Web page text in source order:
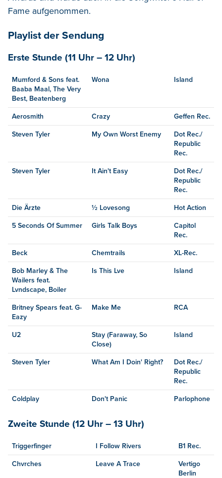
Fame aufgenommen.
Playlist der Sendung
Erste Stunde (11 Uhr – 12 Uhr)
Mumford & Sons feat.
Baaba Maal, The Very
Best, Beatenberg
Wona Island
Aerosmith Crazy Geffen Rec.
Steven Tyler My Own Worst Enemy
Dot Rec./
Republic
Rec.
Steven Tyler It Ain't Easy
Dot Rec./
Republic
Rec.
Die Ärzte ½ Lovesong Hot Action
5 Seconds Of Summer Girls Talk Boys
Capitol
Rec.
Beck Chemtrails XL-Rec.
Bob Marley & The
Wailers feat.
Lvndscape, Boiler
Is This Lve Island
Britney Spears feat. G-
Eazy
Make Me RCA
U2
Stay (Faraway, So
Close)
Island
Steven Tyler What Am I Doin' Right?
Dot Rec./
Republic
Rec.
Coldplay Don't Panic Parlophone
Zweite Stunde (12 Uhr – 13 Uhr)
Triggerfinger I Follow Rivers B1 Rec.
Chvrches Leave A Trace
Vertigo
Berlin